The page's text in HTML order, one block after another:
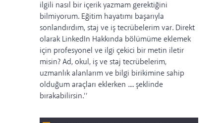
ilgili nasıl bir içerik yazmam gerektiğini
bilmiyorum. Eğitim hayatımı başarıyla
sonlandırdım, staj ve iş tecrübelerim var. Direkt
olarak LinkedIn Hakkında bölümüme eklemek
için profesyonel ve ilgi çekici bir metin iletir
misin? Ad, okul, iş ve staj tecrübelerim,
uzmanlık alanlarım ve bilgi birikimine sahip
olduğum araçları eklerken .... şeklinde
bırakabilirsin.’’